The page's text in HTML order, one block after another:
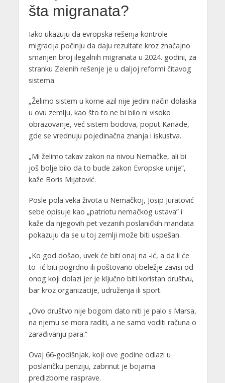
šta migranata?
Iako ukazuju da evropska rešenja kontrole
migracija počinju da daju rezultate kroz značajno
smanjen broj ilegalnih migranata u 2024. godini, za
stranku Zelenih rešenje je u daljoj reformi čitavog
sistema.
„Želimo sistem u kome azil nije jedini način dolaska
u ovu zemlju, kao što to ne bi bilo ni visoko
obrazovanje, već sistem bodova, poput Kanade,
gde se vrednuju pojedinačna znanja i iskustva.
„Mi želimo takav zakon na nivou Nemačke, ali bi
još bolje bilo da to bude zakon Evropske unije”,
kaže Boris Mijatović.
Posle pola veka života u Nemačkoj, Josip Juratović
sebe opisuje kao „patriotu nemačkog ustava” i
kaže da njegovih pet vezanih poslaničkih mandata
pokazuju da se u toj zemlji može biti uspešan.
„Ko god došao, uvek će biti onaj na -ić, a da li će
to -ić biti pogrdno ili poštovano obeležje zavisi od
onog koji dolazi jer je ključno biti koristan društvu,
bar kroz organizacije, udruženja ili sport.
„Ovo društvo nije bogom dato niti je palo s Marsa,
na njemu se mora raditi, a ne samo voditi računa o
zarađivanju para.”
Ovaj 66-godišnjak, koji ove godine odlazi u
poslaničku penziju, zabrinut je bojama
predizborne rasprave.